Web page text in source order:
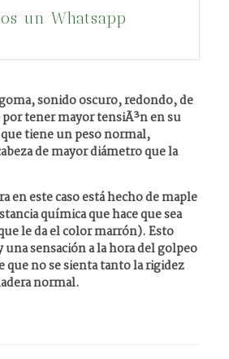
un Whatsapp
sonido oscuro, redondo, de
tener mayor tensiÃ³n en su
tiene un peso normal,
de mayor diámetro que la
en este caso está hecho de maple
quí­mica que hace que sea
le da el color marrón). Esto
sensación a la hora del golpeo
que no se sienta tanto la rigidez
normal.